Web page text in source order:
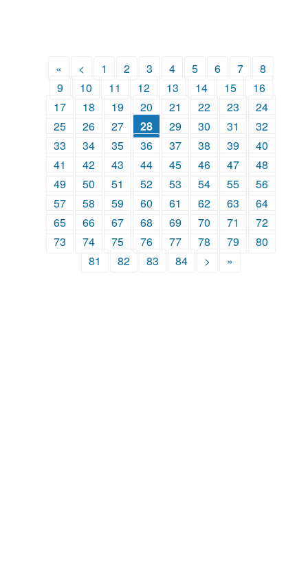
« < 1 2 3 4 5 6 7
8
9
10 11 12 13 14 15
16
17
18 19 20 21 22 23
24
25
26 27 28 29 30 31
32
33
34 35 36 37 38 39
40
41
42 43 44 45 46 47
48
49
50 51 52 53 54 55
56
57
58 59 60 61 62 63
64
65
66 67 68 69 70 71
72
73
74 75 76 77 78 79
80
81
82 83 84 > »